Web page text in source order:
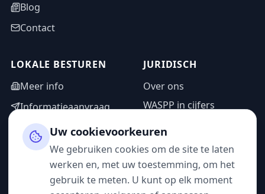
Blog
Contact
LOKALE BESTUREN
Meer info
Informatieaanvraag
Adminzone
JURIDISCH
Over ons
WASPP in cijfers
Privacybeleid
Gebruiksvoorwaarden
Uw cookievoorkeuren
We gebruiken cookies om de site te laten
werken en, met uw toestemming, om het
gebruik te meten. U kunt op elk moment